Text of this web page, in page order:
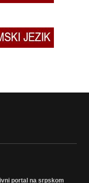
portal na srpskom